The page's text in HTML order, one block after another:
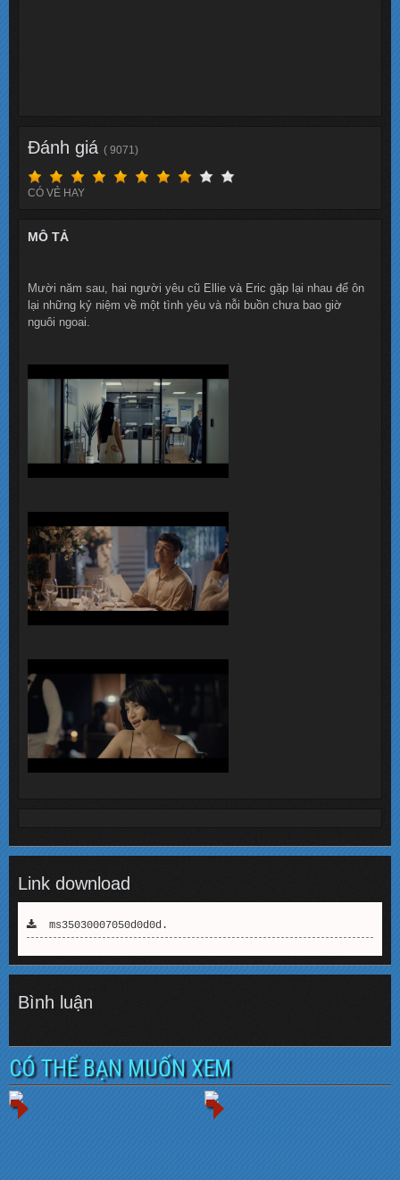
Đánh giá ( 9071)
CÓ VẺ HAY
MÔ TẢ
Mười năm sau, hai người yêu cũ Ellie và Eric gặp lại nhau để ôn
lại những kỷ niệm về một tình yêu và nỗi buồn chưa bao giờ
nguôi ngoai.
Link download
ms35030007050d0d0d.
Bình luận
CÓ THỂ BẠN MUỐN XEM